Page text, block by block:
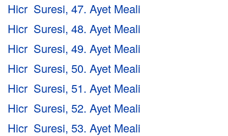
Hicr Suresi, 47. Ayet Meali
Hicr Suresi, 48. Ayet Meali
Hicr Suresi, 49. Ayet Meali
Hicr Suresi, 50. Ayet Meali
Hicr Suresi, 51. Ayet Meali
Hicr Suresi, 52. Ayet Meali
Hicr Suresi, 53. Ayet Meali